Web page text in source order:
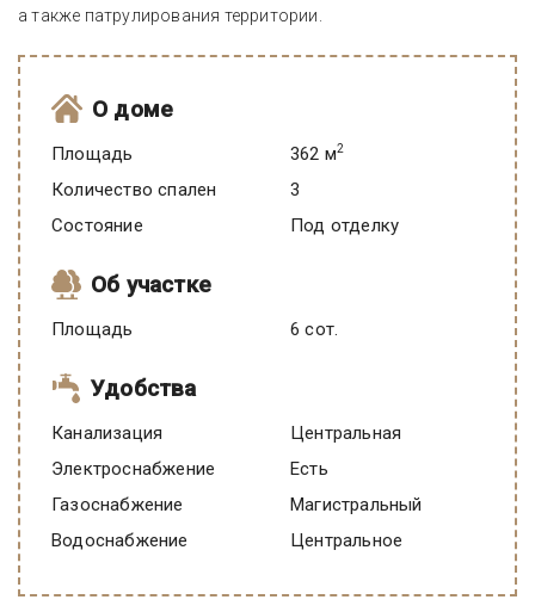
а также патрулирования территории.
О доме
Площадь 362 м2
Количество спален
3
Состояние
под отделку
Об участке
Площадь 6 сот.
Удобства
Канализация
Центральная
Электроснабжение
есть
Газоснабжение
Магистральный
Водоснабжение
Центральное